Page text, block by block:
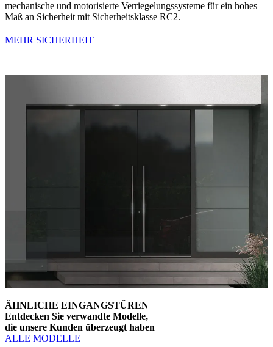
mechanische und motorisierte Verriegelungssysteme für ein hohes
Maß an Sicherheit mit Sicherheitsklasse RC2.
MEHR SICHERHEIT
ÄHNLICHE EINGANGSTÜREN
Entdecken Sie verwandte Modelle,
die unsere Kunden überzeugt haben
ALLE MODELLE